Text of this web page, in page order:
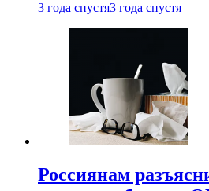
3 года спустя3 года спустя
Россиянам